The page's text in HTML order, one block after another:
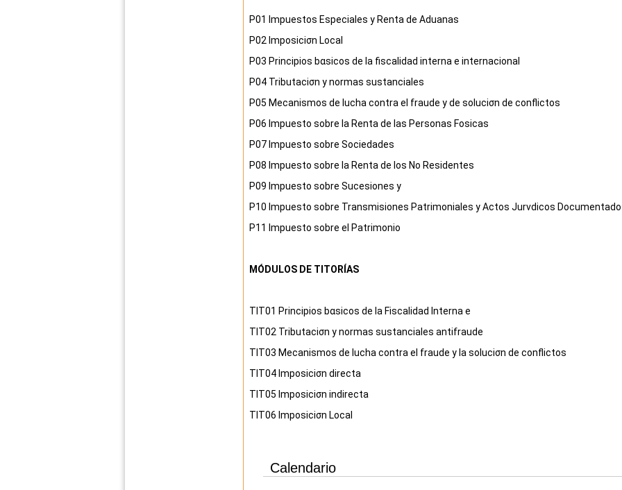
P01 Impuestos Especiales y Renta de Aduanas
P02 Imposiciσn Local
P03 Principios bαsicos de la fiscalidad interna e internacional
P04 Tributaciσn y normas sustanciales
P05 Mecanismos de lucha contra el fraude y de soluciσn de conflictos
P06 Impuesto sobre la Rentade las Personas Fοsicas
P07 Impuesto sobre Sociedades
P08 Impuesto sobre la Rentade los No Residentes
P09 Impuesto sobre Sucesiones y
P10 Impuesto sobre Transmisiones Patrimoniales y Actos Jurνdicos
P11 Impuesto sobre el Patrimonio
MÓDULOS DE TITORÍAS
TIT01 Principios bαsicos de la Fiscalidad Internae
TIT02 Tributaciσn y normas sustanciales antifraude
TIT03 Mecanismos de lucha contra el fraude y la soluciσn de conflictos
TIT04 Imposiciσn directa
TIT05 Imposiciσn indirecta
TIT06 Imposiciσn Local
Calendario